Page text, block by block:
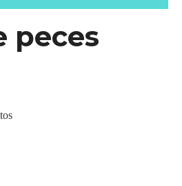
peces